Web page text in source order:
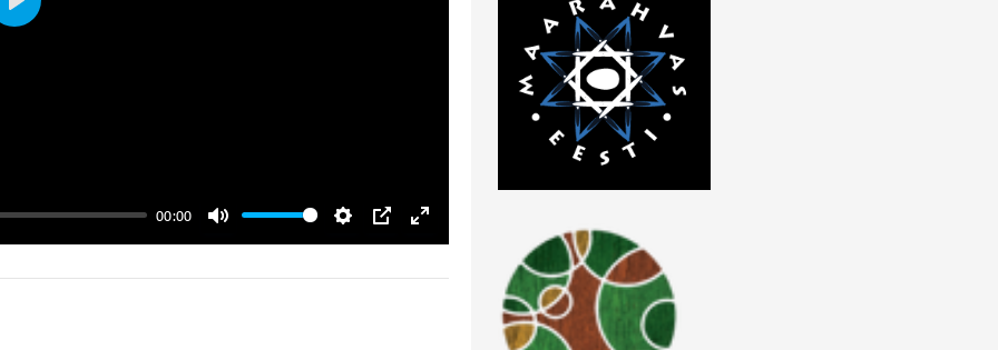
00:00
Mute Settings
PIP Enter fullscreen
Play